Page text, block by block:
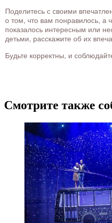
Поделитесь с своими
о том, что вам понравилось, а
показалось интересным или
детьми, расскажите об их
Будьте корректны, и
Смотрите также